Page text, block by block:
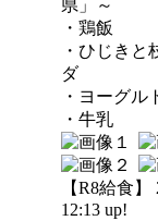
県」～
・鶏飯
・ひじきと
ダ
・ヨーグル
・牛乳
【R8給食】
12:13 up!